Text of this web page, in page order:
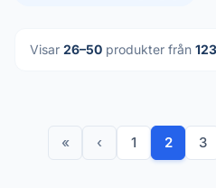
Visar 26–50 produkter från 123
« ‹ 1 2 3